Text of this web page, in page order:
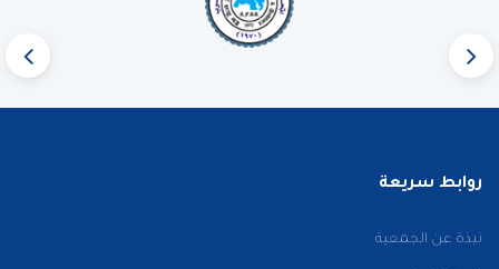
روابط سريعة
نبذة عن الجمعية